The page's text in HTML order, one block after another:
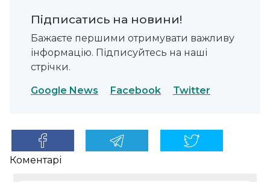
Підписатись на новини!
Бажаєте першими отримувати важливу
інформацію. Підписуйтесь на наші
стрічки.
Google News Facebook Twitter
Коментарі